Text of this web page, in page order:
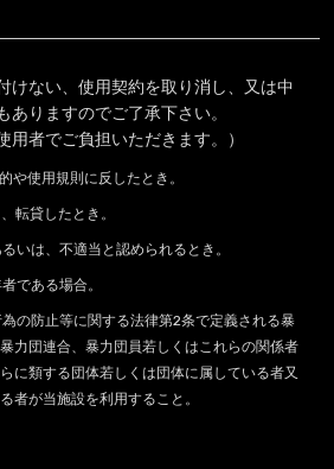
けない、使用契約を取り消し、又は中
りますのでご了承下さい。
用者でご負担いただきます。）
や使用規則に反したとき。
転貸したとき。
いは、不適当と認められるとき。
である場合。
の防止等に関する法律第2条で定義される暴
力団連合、暴力団員若しくはこれらの関係者
に類する団体若しくは団体に属している者又
者が当施設を利用すること。